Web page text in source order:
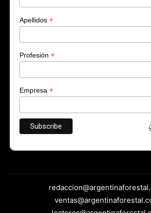
Apellidos *
Profesión *
Empresa *